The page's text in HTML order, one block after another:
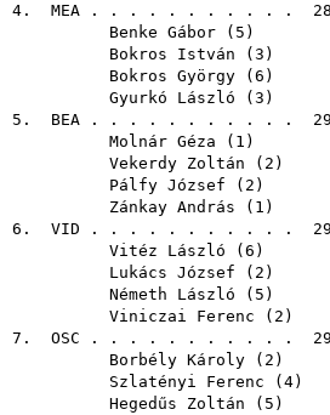
4. MEA . . . . . . . . . . .
Benke Gábor ( 5
Bokros István ( 3
Bokros György ( 6
Gyurkó László ( 3
5. BEA . . . . . . . . . . .
Molnár Géza ( 1
Vekerdy Zoltán ( 2
Pálfy József ( 2
Zánkay András ( 1
6. VID . . . . . . . . . . .
Vitéz László ( 6
Lukács József ( 2
Németh László ( 5
Viniczai Ferenc ( 2
7. OSC . . . . . . . . . . .
Borbély Károly ( 2
Szlatényi Ferenc ( 4
Hegedűs Zoltán ( 5